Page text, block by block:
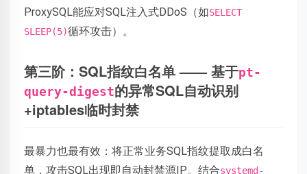
ProxySQL能应对SQL注入式DDoS（如SELECT
SLEEP(5)循环攻击）。
第三阶：SQL指纹白名单 —— 基于pt-
query-digest的异常SQL自动识别
+iptables临时封禁
最暴力也最有效：将正常业务SQL指纹提取成白名
单，攻击SQL出现即自动封禁源IP。结合systemd-